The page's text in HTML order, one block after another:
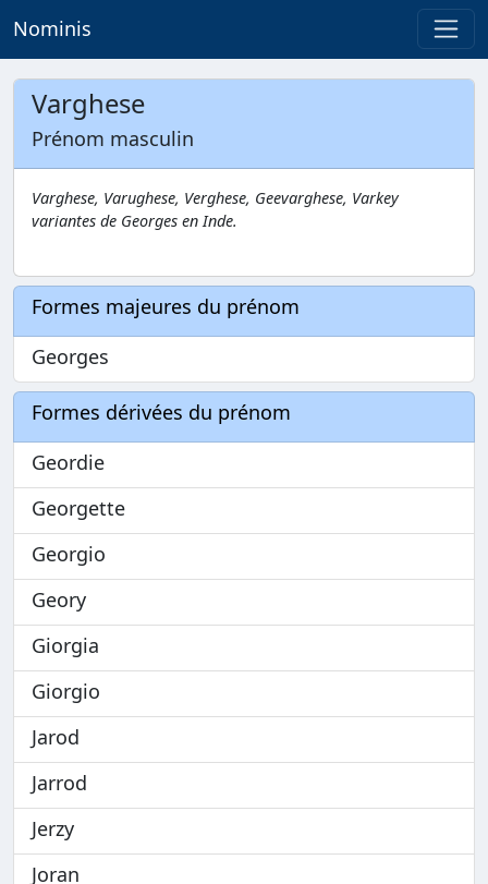
Nominis
Varghese
Prénom masculin
Varghese, Varughese, Verghese, Geevarghese, Varkey
variantes de Georges en Inde.
Formes majeures du prénom
Georges
Formes dérivées du prénom
Geordie
Georgette
Georgio
Geory
Giorgia
Giorgio
Jarod
Jarrod
Jerzy
Joran